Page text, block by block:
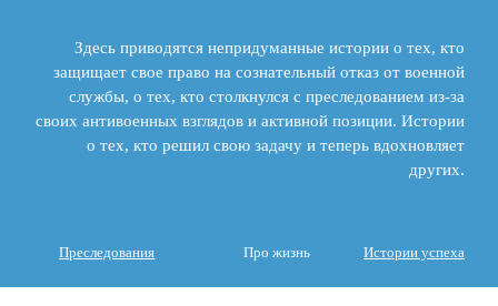
Здесь приводятся непридуманные истории о тех, кто
защищает свое право на сознательный отказ от военной
службы, о тех, кто столкнулся с преследованием из-за
своих антивоенных взглядов и активной позиции. Истории
о тех, кто решил свою задачу и теперь вдохновляет
других.
Преследования Про жизнь Истории успеха